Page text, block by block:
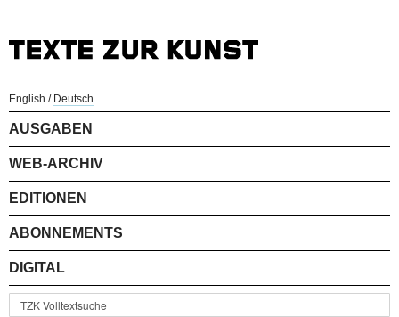
English / Deutsch
AUSGABEN
WEB-ARCHIV
EDITIONEN
ABONNEMENTS
DIGITAL